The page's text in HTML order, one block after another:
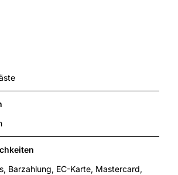
Barzahlung, EC-Karte, Mastercard,